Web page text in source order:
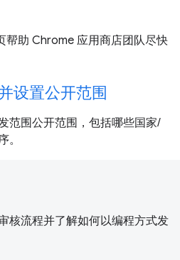
帮助 Chrome 应用商店团队尽快
设置公开范围
范围公开范围，包括哪些国家/
。
核流程并了解如何以编程方式发